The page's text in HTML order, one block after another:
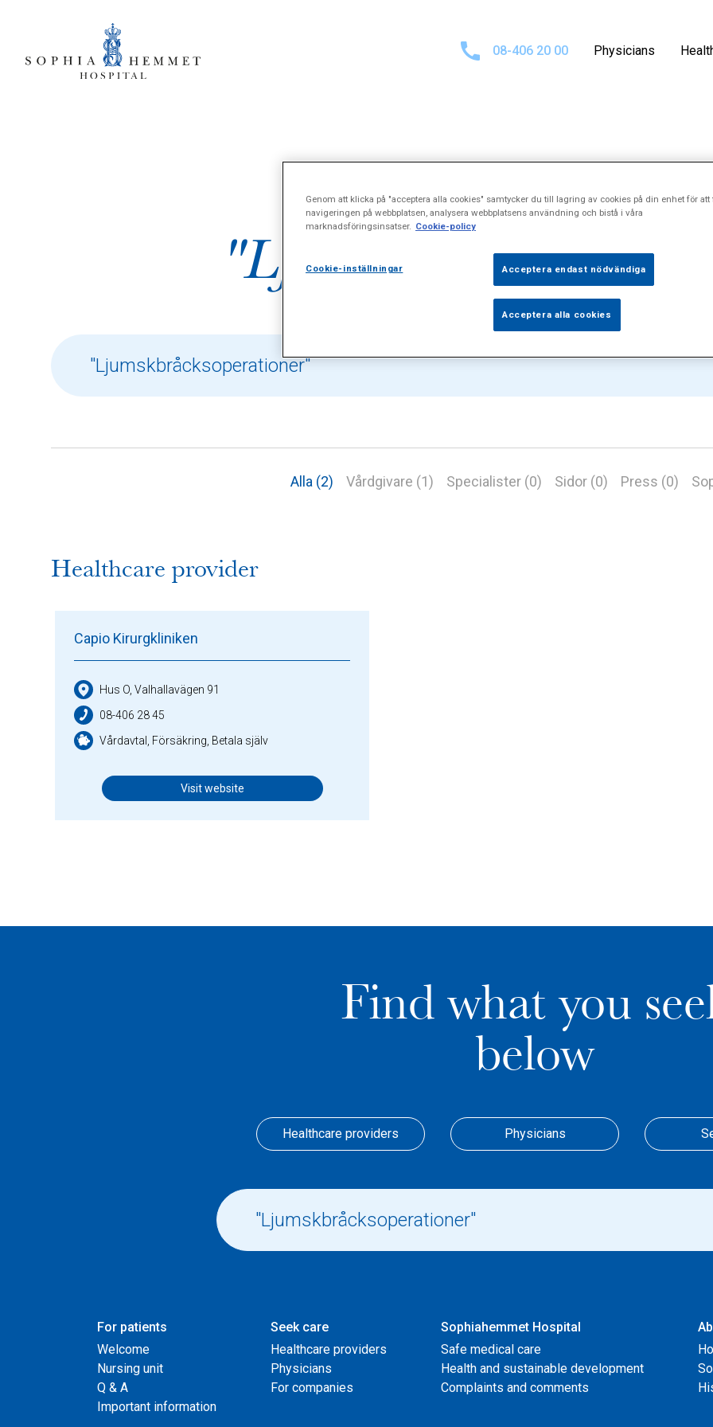
08-406 20 00 Physicians
Search results
Alla (2) Vårdgivare (1) Specialister (0) Sidor (0) Press (0)
Healthcare provider
Capio Kirurgkliniken
Hus O, Valhallavägen 91
08-406 28 45
Vårdavtal, Försäkring, Betala själv
Visit website
Find what you
below
Healthcare providers Physicians
For patients
Welcome
Nursing unit
Q & A
Important information
Seek care
Healthcare providers
Physicians
For companies
Sophiahemmet Hospital
Safe medical care
Health and sustainable development
Complaints and comments
Genom att klicka på "acceptera alla cookies" samtycker du till lagring av cookies på din enhet för att
navigeringen på webbplatsen, analysera webbplatsens användning och bistå i våra
marknadsföringsinsatser. Cookie-policy
Cookie-inställningar Acceptera endast nödvändiga
Acceptera alla cookies